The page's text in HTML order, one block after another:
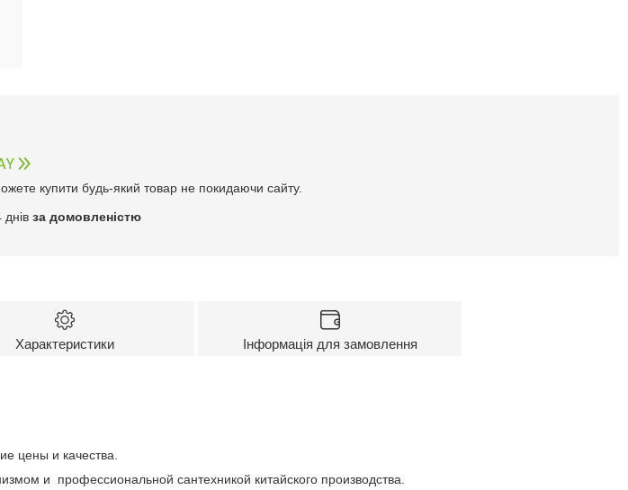
купити будь-який товар не покидаючи сайту.
за домовленістю
Характеристики Інформація для замовлення
цены и качества.
и профессиональной сантехникой китайского производства.